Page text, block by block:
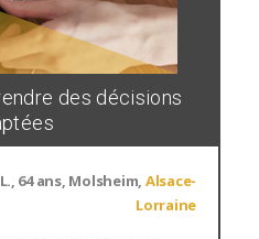
des décisions
64 ans, Molsheim, Alsace-
Lorraine